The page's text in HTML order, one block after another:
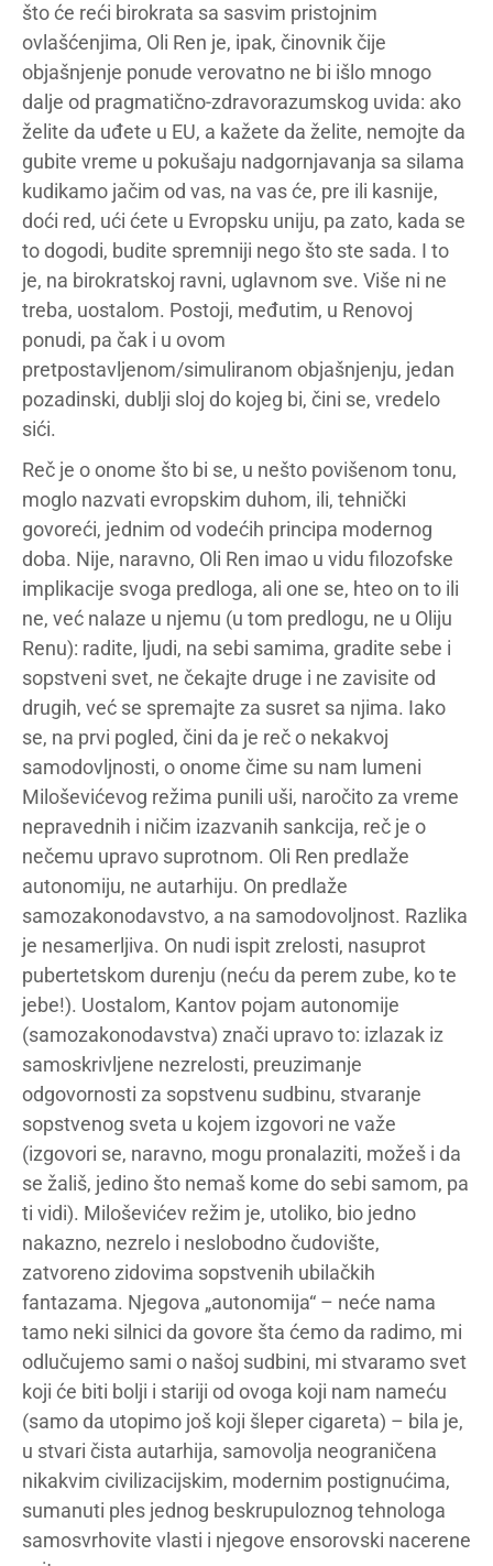
što će reći birokrata sa sasvim pristojnim
ovlašćenjima, Oli Ren je, ipak, činovnik čije
objašnjenje ponude verovatno ne bi išlo mnogo
dalje od pragmatično-zdravorazumskog uvida: ako
želite da uđete u EU, a kažete da želite, nemojte da
gubite vreme u pokušaju nadgornjavanja sa silama
kudikamo jačim od vas, na vas će, pre ili kasnije,
doći red, ući ćete u Evropsku uniju, pa zato, kada se
to dogodi, budite spremniji nego što ste sada. I to
je, na birokratskoj ravni, uglavnom sve. Više ni ne
treba, uostalom. Postoji, međutim, u Renovoj
ponudi, pa čak i u ovom
pretpostavljenom/simuliranom objašnjenju, jedan
pozadinski, dublji sloj do kojeg bi, čini se, vredelo
sići.
Reč je o onome što bi se, u nešto povišenom tonu,
moglo nazvati evropskim duhom, ili, tehnički
govoreći, jednim od vodećih principa modernog
doba. Nije, naravno, Oli Ren imao u vidu filozofske
implikacije svoga predloga, ali one se, hteo on to ili
ne, već nalaze u njemu (u tom predlogu, ne u Oliju
Renu): radite, ljudi, na sebi samima, gradite sebe i
sopstveni svet, ne čekajte druge i ne zavisite od
drugih, već se spremajte za susret sa njima. Iako
se, na prvi pogled, čini da je reč o nekakvoj
samodovljnosti, o onome čime su nam lumeni
Miloševićevog režima punili uši, naročito za vreme
nepravednih i ničim izazvanih sankcija, reč je o
nečemu upravo suprotnom. Oli Ren predlaže
autonomiju, ne autarhiju. On predlaže
samozakonodavstvo, a na samodovoljnost. Razlika
je nesamerljiva. On nudi ispit zrelosti, nasuprot
pubertetskom durenju (neću da perem zube, ko te
jebe!). Uostalom, Kantov pojam autonomije
(samozakonodavstva) znači upravo to: izlazak iz
samoskrivljene nezrelosti, preuzimanje
odgovornosti za sopstvenu sudbinu, stvaranje
sopstvenog sveta u kojem izgovori ne važe
(izgovori se, naravno, mogu pronalaziti, možeš i da
se žališ, jedino što nemaš kome do sebi samom, pa
ti vidi). Miloševićev režim je, utoliko, bio jedno
nakazno, nezrelo i neslobodno čudovište,
zatvoreno zidovima sopstvenih ubilačkih
fantazama. Njegova „autonomija“ – neće nama
tamo neki silnici da govore šta ćemo da radimo, mi
odlučujemo sami o našoj sudbini, mi stvaramo svet
koji će biti bolji i stariji od ovoga koji nam nameću
(samo da utopimo još koji šleper cigareta) – bila je,
u stvari čista autarhija, samovolja neograničena
nikakvim civilizacijskim, modernim postignućima,
sumanuti ples jednog beskrupuloznog tehnologa
samosvrhovite vlasti i njegove ensorovski nacerene